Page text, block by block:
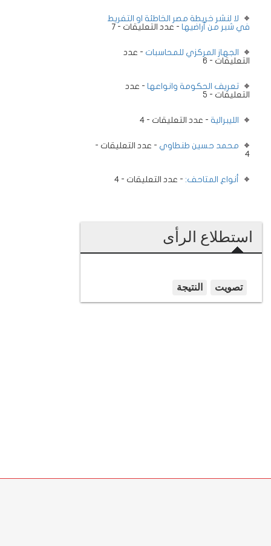
لا لنشر خريطة مصر الخاطئة او التفريط
في شبر من أراضيها - عدد التعليقات - 7
الجهاز المركزي للمحاسبات - عدد
التعليقات - 6
تعريف الحكومة وانواعها - عدد
التعليقات - 5
الليبرالية - عدد التعليقات - 4
محمد حسين طنطاوي - عدد التعليقات -
4
أنواع المتاحف: - عدد التعليقات - 4
استطلاع الرأى